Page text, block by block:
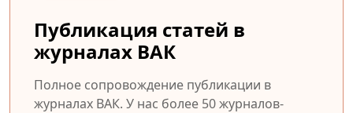
Публикация статей в
журналах ВАК
Полное сопровождение публикации в
журналах ВАК. У нас более 50 журналов-